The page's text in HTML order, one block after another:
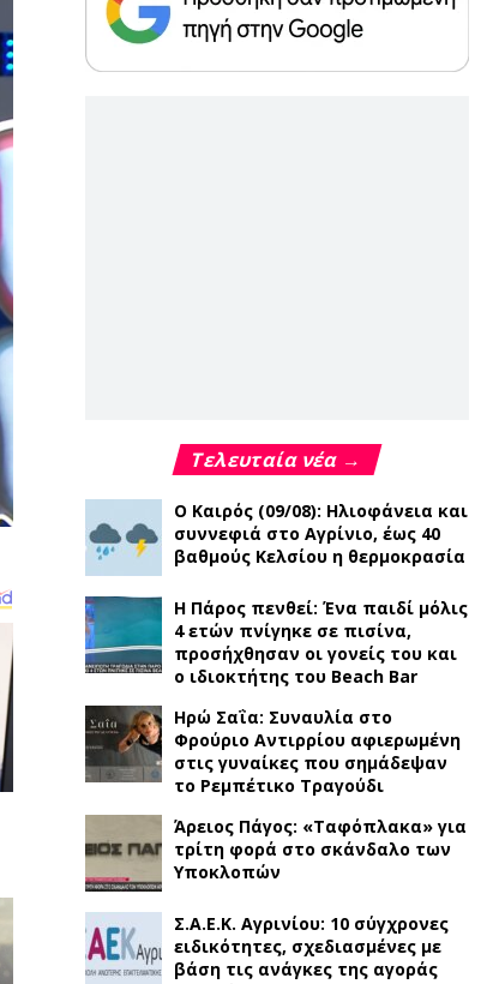
Τελευταία νέα →
Ο Καιρός (09/08): Ηλιοφάνεια και
συννεφιά στο Αγρίνιο, έως 40
βαθμούς Κελσίου η θερμοκρασία
Η Πάρος πενθεί: Ένα παιδί μόλις
4 ετών πνίγηκε σε πισίνα,
προσήχθησαν οι γονείς του και
ο ιδιοκτήτης του Beach Bar
Ηρώ Σαΐα: Συναυλία στο
Φρούριο Αντιρρίου αφιερωμένη
στις γυναίκες που σημάδεψαν
το Ρεμπέτικο Τραγούδι
Άρειος Πάγος: «Ταφόπλακα» για
τρίτη φορά στο σκάνδαλο των
Υποκλοπών
Σ.Α.Ε.Κ. Αγρινίου: 10 σύγχρονες
ειδικότητες, σχεδιασμένες με
βάση τις ανάγκες της αγοράς